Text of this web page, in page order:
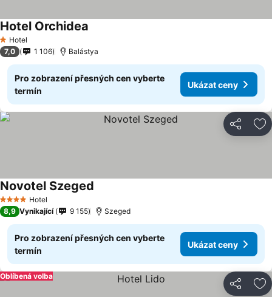
1 Počet hvězdiček
Hotel
Hotel Orchidea
7,0 1 106 Balástya
Pro zobrazení přesných cen vyberte
termín
Ukázat ceny
Sdílet
4 Počet hvězdiček
Hotel
Novotel Szeged
8,9 Vynikající 9 155 Szeged
Pro zobrazení přesných cen vyberte
termín
Ukázat ceny
Sdílet
Oblíbená volba